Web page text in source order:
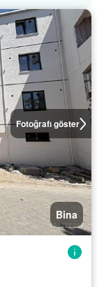
Fotoğrafı göster
Bina